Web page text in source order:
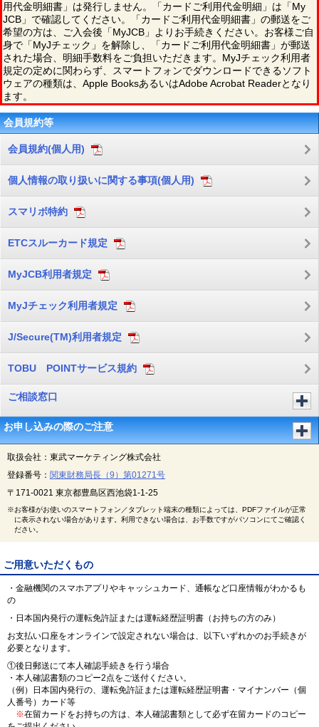
用代金明細書」は発行しません。「カードご利用代金明細」は「My
JCB」で確認してください。「カードご利用代金明細書」の郵送をご
希望の方は、ご入会後「MyJCB」よりお手続きください。お客様ご自
身で「MyJチェック」を解除し、「カードご利用代金明細書」が郵送
された場合、明細手数料をご負担いただきます。MyJチェック利用者
規定の定めに関わらず、スマートフォンでダウンロードできるソフト
ウェアの種類は、Apple BooksあるいはAdobe Acrobat Readerとなり
ます。
会員規約等
会員規約(個人用)
個人情報の取り扱いに関する事項(個人用)
スマリボ特約
ETCスルーカード規定
MyJCB利用者規定
MyJチェック利用者規定
J/Secure(TM)利用者規定
TOBU POINTサービス規約
ご相談窓口
お申し込みの際のご注意
取扱会社：東武マーケティング株式会社
登録番号： 関東財務局長（9）第01271号
〒171-0021 東京都豊島区西池袋1-1-25
※お客様がお使いのスマートフォン／タブレット端末の種類によっては、PDFファイルが正常
に表示されない場合があります。利用できない場合は、お手数ですがパソコンにてご確認く
ださい。
ご用意いただくもの
・金融機関のスマホアプリやキャッシュカード、通帳など口座情報がわかるも
の
・日本国内発行の運転免許証または運転経歴証明書（お持ちの方のみ）
お支払い口座をオンラインで設定されない場合は、以下いずれかのお手続きが
必要となります。
①後日郵送にて本人確認手続きを行う場合
・本人確認書類のコピー2点をご送付ください。
（例）日本国内発行の、運転免許証または運転経歴証明書・マイナンバー（個
人番号）カード等
※在留カードをお持ちの方は、本人確認書類として必ず在留カードのコピー